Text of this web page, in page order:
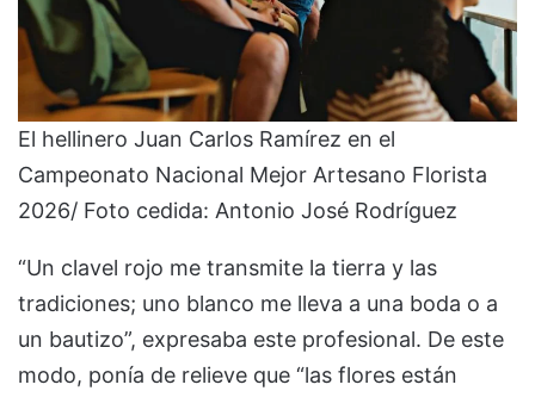
El hellinero Juan Carlos Ramírez en el
Campeonato Nacional Mejor Artesano Florista
2026/ Foto cedida: Antonio José Rodríguez
“Un clavel rojo me transmite la tierra y las
tradiciones; uno blanco me lleva a una boda o a
un bautizo”, expresaba este profesional. De este
modo, ponía de relieve que “las flores están